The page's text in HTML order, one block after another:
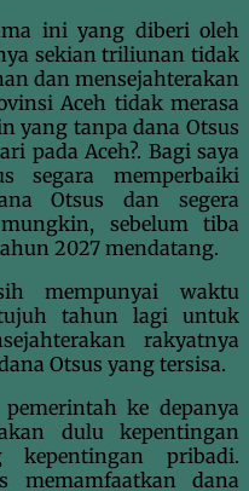
ini yang diberi oleh
sekian triliunan tidak
dan mensejahterakan
Aceh tidak merasa
yang tanpa dana Otsus
pada Aceh?. Bagi saya
segara memperbaiki
Otsus dan segera
sebelum tiba
2027 mendatang.
mempunyai waktu
tahun lagi untuk
rakyatnya
Otsus yang tersisa.
ke depanya
dulu kepentingan
kepentingan pribadi.
memamfaatkan dana